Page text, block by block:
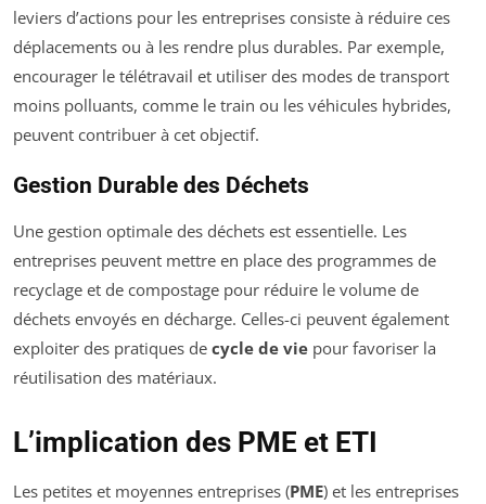
leviers d’actions pour les entreprises consiste à réduire ces
déplacements ou à les rendre plus durables. Par exemple,
encourager le télétravail et utiliser des modes de transport
moins polluants, comme le train ou les véhicules hybrides,
peuvent contribuer à cet objectif.
Gestion Durable des Déchets
Une gestion optimale des déchets est essentielle. Les
entreprises peuvent mettre en place des programmes de
recyclage et de compostage pour réduire le volume de
déchets envoyés en décharge. Celles-ci peuvent également
exploiter des pratiques de cycle de vie pour favoriser la
réutilisation des matériaux.
L’implication des PME et ETI
Les petites et moyennes entreprises (PME) et les entreprises